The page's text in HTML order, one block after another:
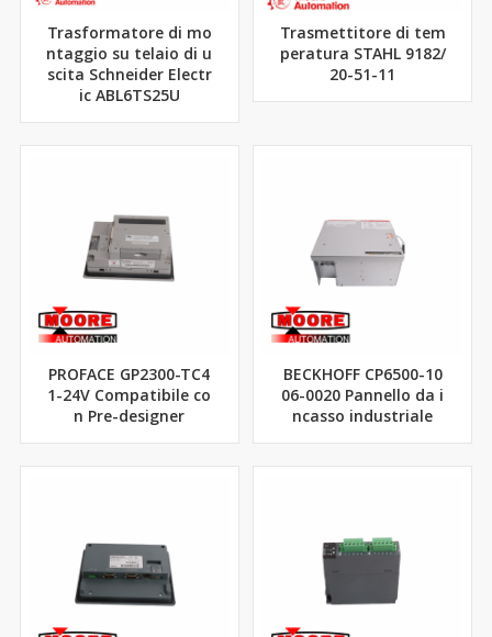
Trasformatore di mo
ntaggio su telaio di u
scita Schneider Electr
ic ABL6TS25U
Trasmettitore di tem
peratura STAHL 9182/
20-51-11
PROFACE GP2300-TC4
1-24V Compatibile co
n Pre-designer
BECKHOFF CP6500-10
06-0020 Pannello da i
ncasso industriale